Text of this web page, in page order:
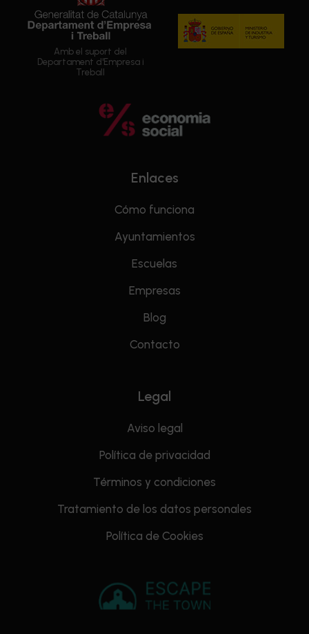
Amb el suport del
Departament d'Empresa i
Treball
Enlaces
Cómo funciona
Ayuntamientos
Escuelas
Empresas
Blog
Contacto
Legal
Aviso legal
Política de privacidad
Términos y condiciones
Tratamiento de los datos personales
Política de Cookies